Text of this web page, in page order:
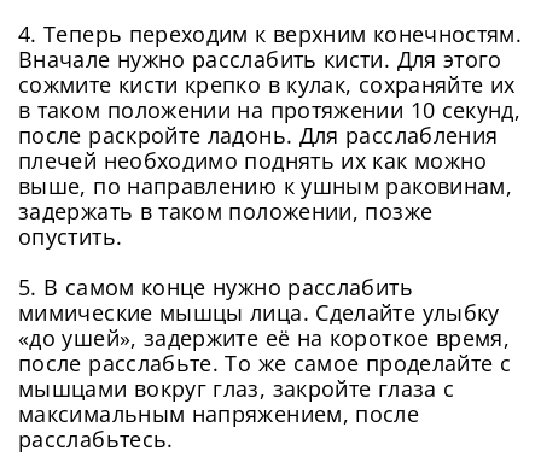
4. Теперь переходим к верхним конечностям.
Вначале нужно расслабить кисти. Для этого
сожмите кисти крепко в кулак, сохраняйте их
в таком положении на протяжении 10 секунд,
после раскройте ладонь. Для расслабления
плечей необходимо поднять их как можно
выше, по направлению к ушным раковинам,
задержать в таком положении, позже
опустить.
5. В самом конце нужно расслабить
мимические мышцы лица. Сделайте улыбку
«до ушей», задержите её на короткое время,
после расслабьте. То же самое проделайте с
мышцами вокруг глаз, закройте глаза с
максимальным напряжением, после
расслабьтесь.